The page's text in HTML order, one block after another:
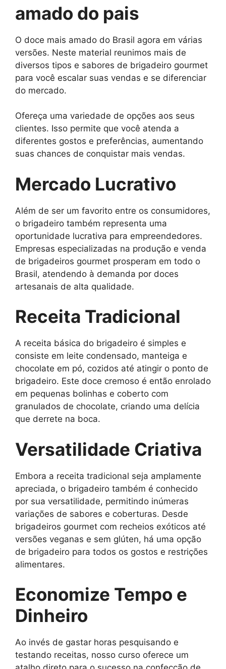
amado do pais
O doce mais amado do Brasil agora em várias
versões. Neste material reunimos mais de
diversos tipos e sabores de brigadeiro gourmet
para você escalar suas vendas e se diferenciar
do mercado.
Ofereça uma variedade de opções aos seus
clientes. Isso permite que você atenda a
diferentes gostos e preferências, aumentando
suas chances de conquistar mais vendas.
Mercado Lucrativo
Além de ser um favorito entre os consumidores,
o brigadeiro também representa uma
oportunidade lucrativa para empreendedores.
Empresas especializadas na produção e venda
de brigadeiros gourmet prosperam em todo o
Brasil, atendendo à demanda por doces
artesanais de alta qualidade.
Receita Tradicional
A receita básica do brigadeiro é simples e
consiste em leite condensado, manteiga e
chocolate em pó, cozidos até atingir o ponto de
brigadeiro. Este doce cremoso é então enrolado
em pequenas bolinhas e coberto com
granulados de chocolate, criando uma delícia
que derrete na boca.
Versatilidade Criativa
Embora a receita tradicional seja amplamente
apreciada, o brigadeiro também é conhecido
por sua versatilidade, permitindo inúmeras
variações de sabores e coberturas. Desde
brigadeiros gourmet com recheios exóticos até
versões veganas e sem glúten, há uma opção
de brigadeiro para todos os gostos e restrições
alimentares.
Economize Tempo e
Dinheiro
Ao invés de gastar horas pesquisando e
testando receitas, nosso curso oferece um